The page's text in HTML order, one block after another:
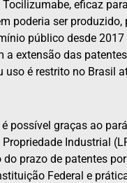
eficaz
poderia ser produzido,
público desde 2017
a extensão das
uso é restrito no Brasil
possível graças ao
Industrial
do prazo de patentes
Federal e